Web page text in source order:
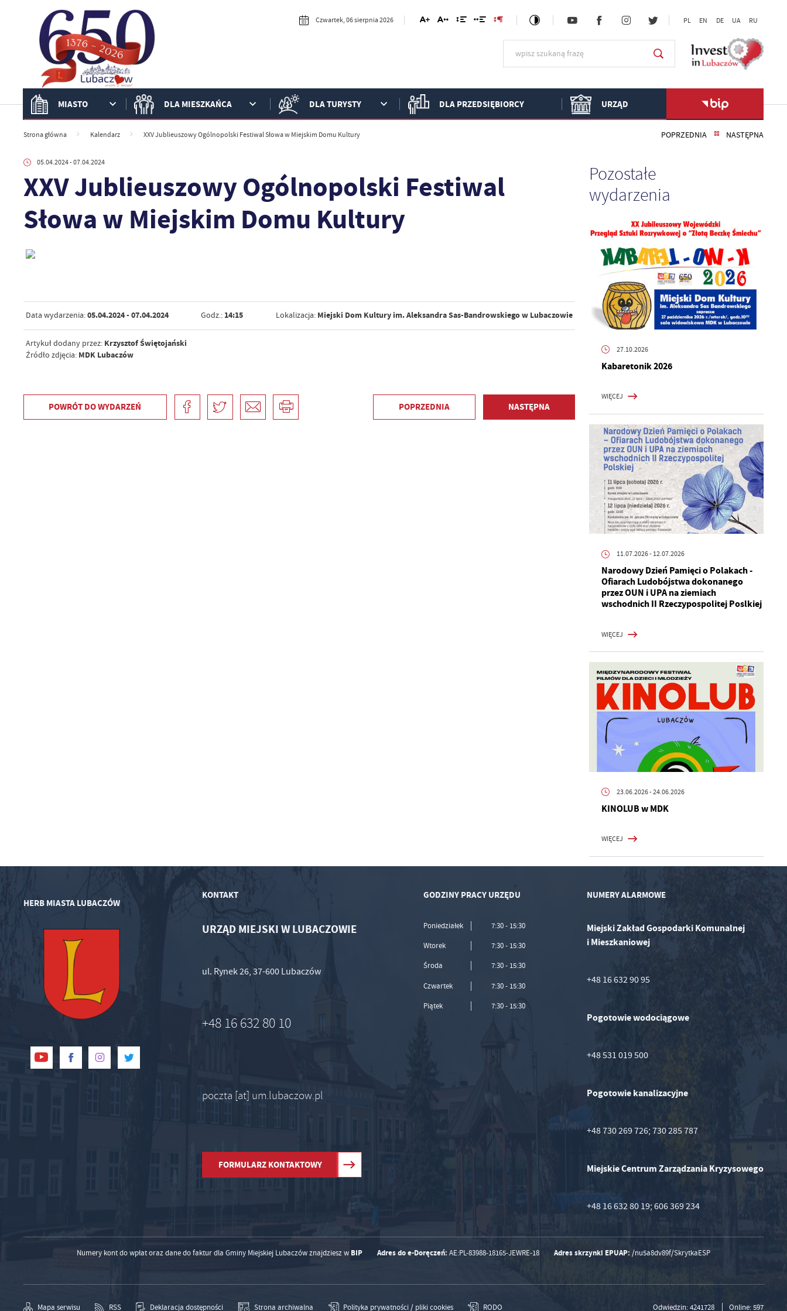
Czwartek, 06 sierpnia 2026 PL EN DE UA RU
MIASTO DLA MIESZKAŃCA DLA TURYSTY DLA PRZEDSIĘBIORCY URZĄD
Strona główna Kalendarz XXV Jublieuszowy Ogólnopolski Festiwal Słowa w Miejskim Domu Kultury POPRZEDNIA NASTĘPNA
05.04.2024- 07.04.2024
XXV Jublieuszowy Ogólnopolski Festiwal
Słowa w Miejskim Domu Kultury
Data wydarzenia: 05.04.2024- 07.04.2024 Godz.: 14:15 Lokalizacja: Miejski Dom Kultury im. Aleksandra Sas-Bandrowskiego w Lubaczowie
Artykuł dodany przez: Krzysztof Świętojański
Źródło zdjęcia: MDK Lubaczów
POWRÓT DO WYDARZEŃ POPRZEDNIA NASTĘPNA
Pozostałe
wydarzenia
27.10.2026
Kabaretonik 2026
WIĘCEJ
11.07.2026- 12.07.2026
Narodowy Dzień Pamięci o Polakach -
Ofiarach Ludobójstwa dokonanego
przez OUN i UPA na ziemiach
wschodnich II Rzeczypospolitej Poslkiej
WIĘCEJ
23.06.2026- 24.06.2026
KINOLUB w MDK
WIĘCEJ
HERB MIASTA LUBACZÓW
KONTAKT
URZĄD MIEJSKI W LUBACZOWIE
ul. Rynek 26, 37-600 Lubaczów
+48 16 632 80 10
poczta [at] um.lubaczow.pl
FORMULARZ KONTAKTOWY
GODZINY PRACY URZĘDU
Poniedziałek 7:30 - 15:30
Wtorek 7:30 - 15:30
Środa 7:30 - 15:30
Czwartek 7:30 - 15:30
Piątek 7:30 - 15:30
NUMERY ALARMOWE
Miejski Zakład Gospodarki Komunalnej
i Mieszkaniowej
+48 16 632 90 95
Pogotowie wodociągowe
+48 531 019 500
Pogotowie kanalizacyjne
+48 730 269 726; 730 285 787
Miejskie Centrum Zarządzania Kryzysowego
+48 16 632 80 19; 606 369 234
Numery kont do wpłat oraz dane do faktur dla Gminy Miejskiej Lubaczów znajdziesz w BIP Adres do e-Doręczeń: AE:PL-83988-18165-JEWRE-18 Adres skrzynki EPUAP: /nu5a8dv89f/SkrytkaESP
Mapa serwisu RSS Deklaracja dostępności Strona archiwalna Polityka prywatności / pliki cookies RODO Odwiedzin: 4241728 Online: 597